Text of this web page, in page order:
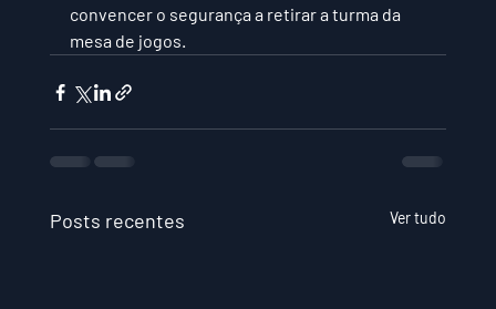
convencer o segurança a retirar a turma da
mesa de jogos.
Posts recentes Ver tudo